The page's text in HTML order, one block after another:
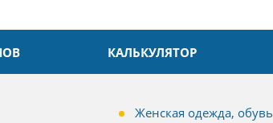
КАЛЬКУЛЯТОР
Женская одежда, обувь